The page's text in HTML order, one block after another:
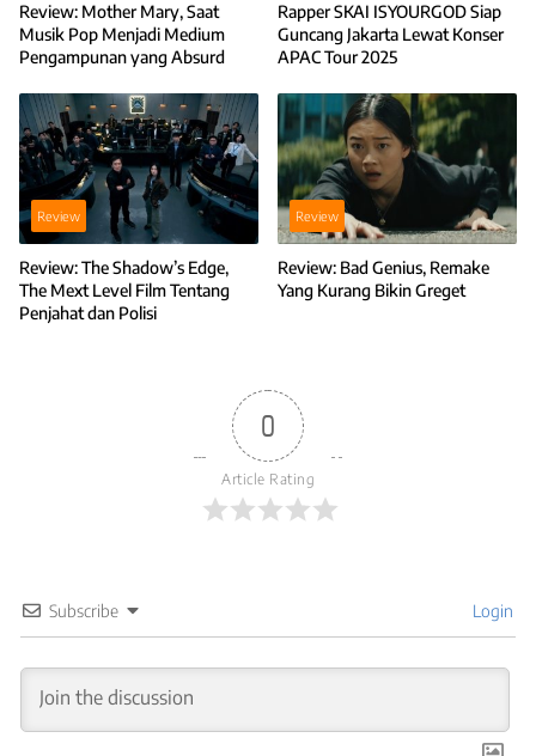
Review: Mother Mary, Saat
Musik Pop Menjadi Medium
Pengampunan yang Absurd
Rapper SKAI ISYOURGOD Siap
Guncang Jakarta Lewat Konser
APAC Tour 2025
Review
Review: The Shadow’s Edge,
The Mext Level Film Tentang
Penjahat dan Polisi
Review
Review: Bad Genius, Remake
Yang Kurang Bikin Greget
0
Article Rating
Subscribe Login